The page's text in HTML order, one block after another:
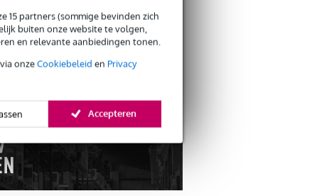
15 partners (sommige bevinden zich
buiten onze website te volgen,
en relevante aanbiedingen tonen.
onzeCookiebeleid en Privacy
Accepteren
neutrale verzending